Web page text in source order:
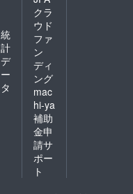
統
計
デ
ー
タ
クラ
ウド
ファ
ン
ディ
ング
mac
hi-ya
補助
金申
請サ
ポー
ト